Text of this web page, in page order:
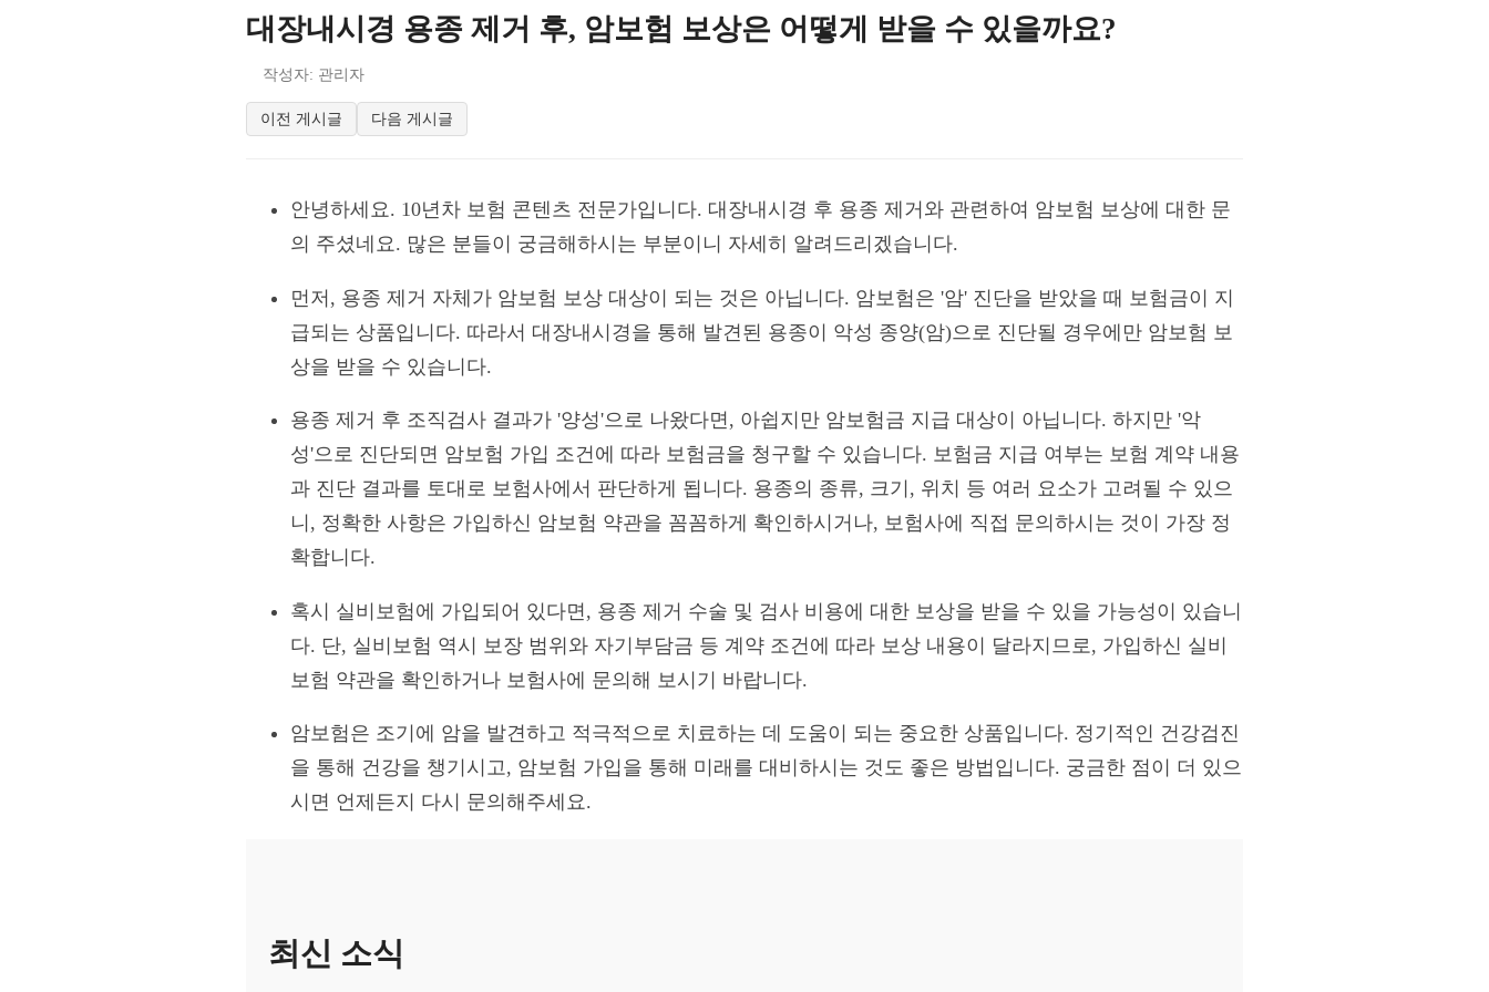
대장내시경 용종 제거 후, 암보험 보상은 어떻게 받을 수 있을까요?
작성자: 관리자
이전 게시글 다음 게시글
안녕하세요. 10년차 보험 콘텐츠 전문가입니다. 대장내시경 후 용종 제거와 관련하여 암보험 보상에 대한 문
의 주셨네요. 많은 분들이 궁금해하시는 부분이니 자세히 알려드리겠습니다.
먼저, 용종 제거 자체가 암보험 보상 대상이 되는 것은 아닙니다. 암보험은 '암' 진단을 받았을 때 보험금이 지
급되는 상품입니다. 따라서 대장내시경을 통해 발견된 용종이 악성 종양(암)으로 진단될 경우에만 암보험 보
상을 받을 수 있습니다.
용종 제거 후 조직검사 결과가 '양성'으로 나왔다면, 아쉽지만 암보험금 지급 대상이 아닙니다. 하지만 '악
성'으로 진단되면 암보험 가입 조건에 따라 보험금을 청구할 수 있습니다. 보험금 지급 여부는 보험 계약 내용
과 진단 결과를 토대로 보험사에서 판단하게 됩니다. 용종의 종류, 크기, 위치 등 여러 요소가 고려될 수 있으
니, 정확한 사항은 가입하신 암보험 약관을 꼼꼼하게 확인하시거나, 보험사에 직접 문의하시는 것이 가장 정
확합니다.
혹시 실비보험에 가입되어 있다면, 용종 제거 수술 및 검사 비용에 대한 보상을 받을 수 있을 가능성이 있습니
다. 단, 실비보험 역시 보장 범위와 자기부담금 등 계약 조건에 따라 보상 내용이 달라지므로, 가입하신 실비
보험 약관을 확인하거나 보험사에 문의해 보시기 바랍니다.
암보험은 조기에 암을 발견하고 적극적으로 치료하는 데 도움이 되는 중요한 상품입니다. 정기적인 건강검진
을 통해 건강을 챙기시고, 암보험 가입을 통해 미래를 대비하시는 것도 좋은 방법입니다. 궁금한 점이 더 있으
시면 언제든지 다시 문의해주세요.
최신 소식